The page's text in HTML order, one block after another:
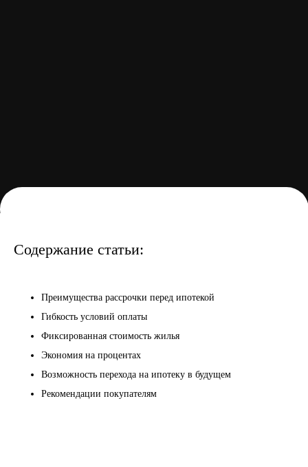
Содержание статьи:
Преимущества рассрочки перед ипотекой
Гибкость условий оплаты
Фиксированная стоимость жилья
Экономия на процентах
Возможность перехода на ипотеку в будущем
Рекомендации покупателям